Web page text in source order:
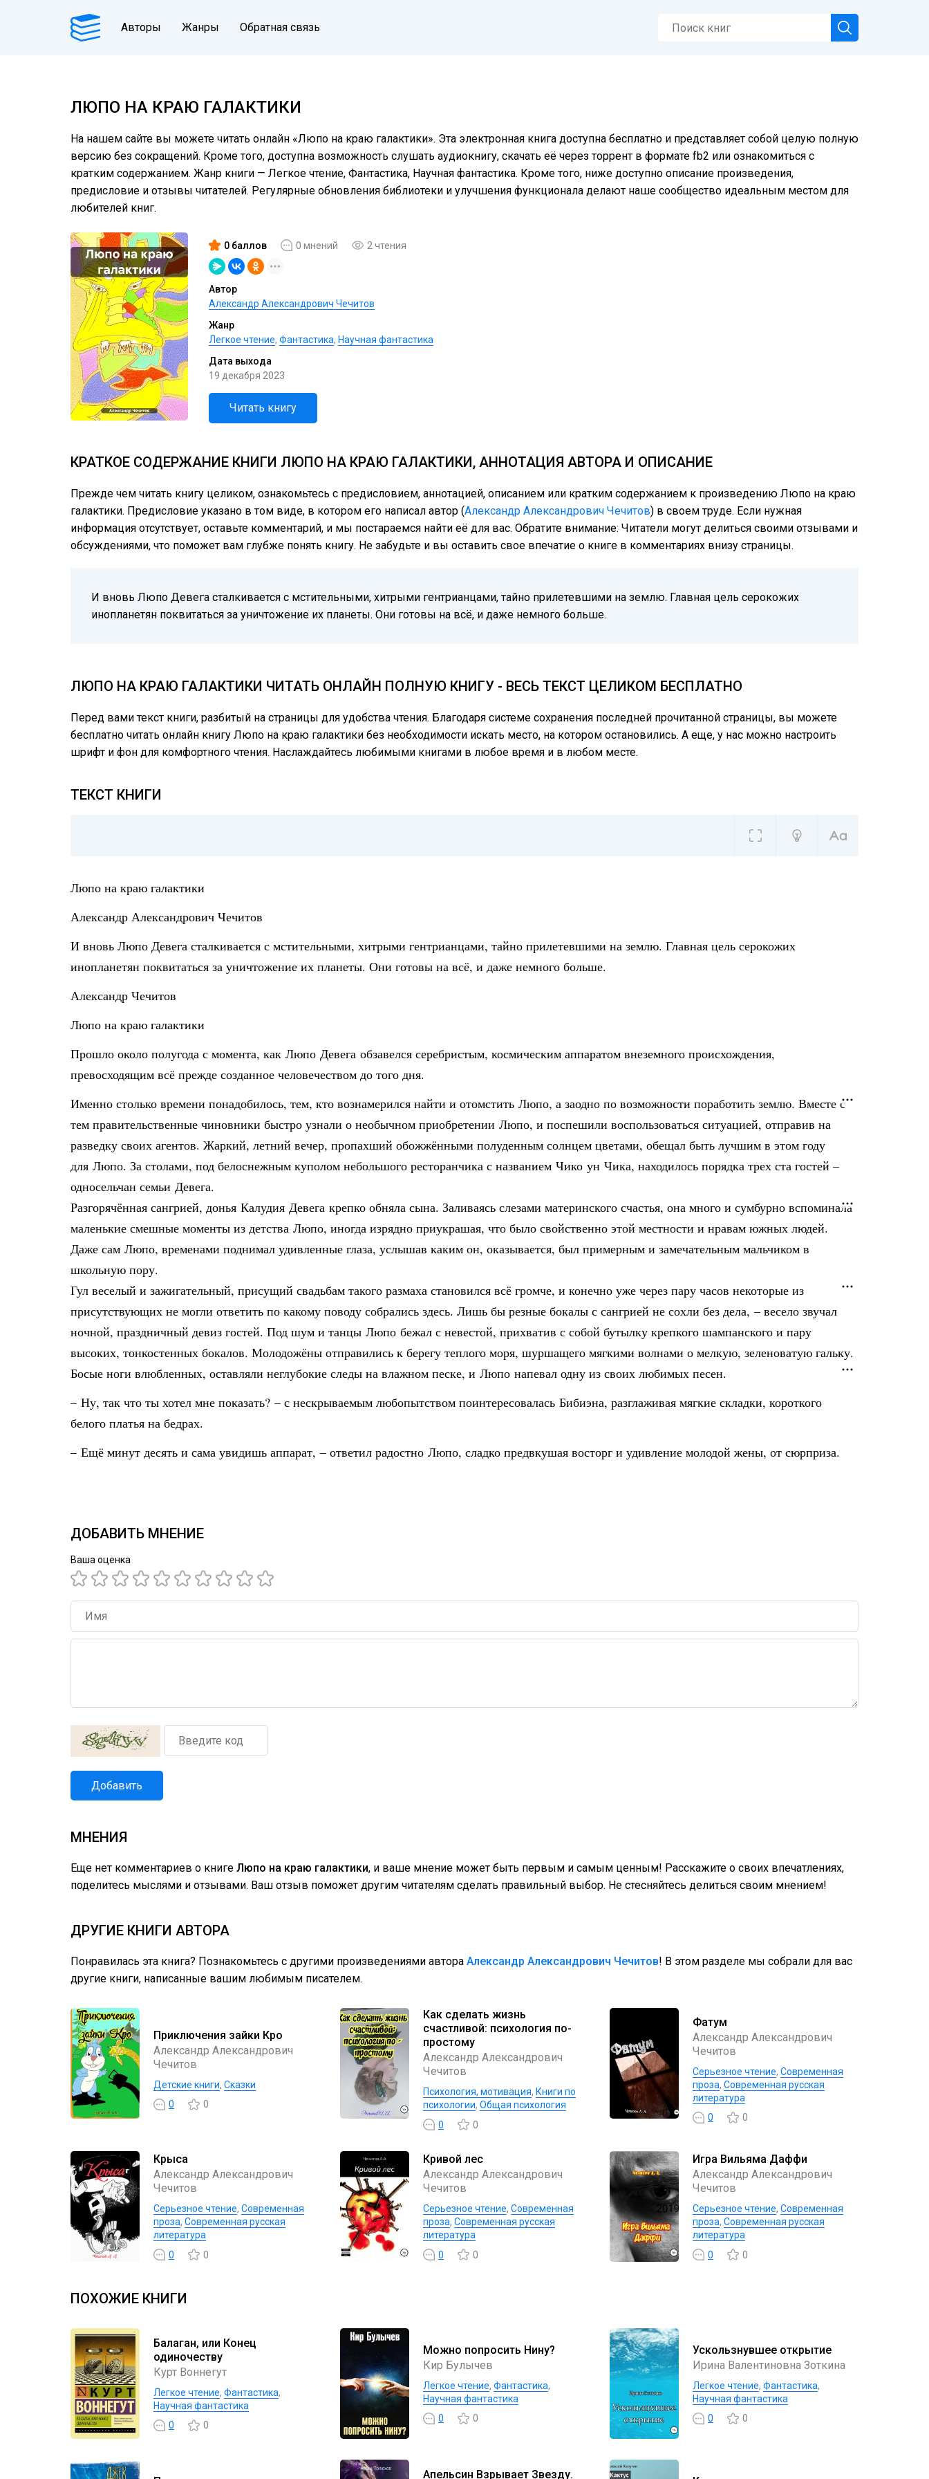
Авторы Жанры Обратная связь
ЛЮПО НА КРАЮ ГАЛАКТИКИ
На нашем сайте вы можете читать онлайн «Люпо на краю галактики». Эта электронная книга доступна бесплатно и представляет собой целую полную
версию без сокращений. Кроме того, доступна возможность слушать аудиокнигу, скачать её через торрент в формате fb2 или ознакомиться с
кратким содержанием. Жанр книги — Легкое чтение, Фантастика, Научная фантастика. Кроме того, ниже доступно описание произведения,
предисловие и отзывы читателей. Регулярные обновления библиотеки и улучшения функционала делают наше сообщество идеальным местом для
любителей книг.
0 баллов 0 мнений 2 чтения
Автор
Александр Александрович Чечитов
Жанр
Легкое чтение, Фантастика, Научная фантастика
Дата выхода
19 декабря 2023
Читать книгу
КРАТКОЕ СОДЕРЖАНИЕ КНИГИ ЛЮПО НА КРАЮ ГАЛАКТИКИ, АННОТАЦИЯ АВТОРА И ОПИСАНИЕ
Прежде чем читать книгу целиком, ознакомьтесь с предисловием, аннотацией, описанием или кратким содержанием к произведению Люпо на краю
галактики. Предисловие указано в том виде, в котором его написал автор (Александр Александрович Чечитов) в своем труде. Если нужная
информация отсутствует, оставьте комментарий, и мы постараемся найти её для вас. Обратите внимание: Читатели могут делиться своими отзывами и
обсуждениями, что поможет вам глубже понять книгу. Не забудьте и вы оставить свое впечатие о книге в комментариях внизу страницы.
И вновь Люпо Девега сталкивается с мстительными, хитрыми гентрианцами, тайно прилетевшими на землю. Главная цель серокожих
инопланетян поквитаться за уничтожение их планеты. Они готовы на всё, и даже немного больше.
ЛЮПО НА КРАЮ ГАЛАКТИКИ ЧИТАТЬ ОНЛАЙН ПОЛНУЮ КНИГУ - ВЕСЬ ТЕКСТ ЦЕЛИКОМ БЕСПЛАТНО
Перед вами текст книги, разбитый на страницы для удобства чтения. Благодаря системе сохранения последней прочитанной страницы, вы можете
бесплатно читать онлайн книгу Люпо на краю галактики без необходимости искать место, на котором остановились. А еще, у нас можно настроить
шрифт и фон для комфортного чтения. Наслаждайтесь любимыми книгами в любое время и в любом месте.
ТЕКСТ КНИГИ
Люпо на краю галактики
Александр Александрович Чечитов
И вновь Люпо Девега сталкивается с мстительными, хитрыми гентрианцами, тайно прилетевшими на землю. Главная цель серокожих
инопланетян поквитаться за уничтожение их планеты. Они готовы на всё, и даже немного больше.
Александр Чечитов
Люпо на краю галактики
Прошло около полугода с момента, как Люпо Девега обзавелся серебристым, космическим аппаратом внеземного происхождения,
превосходящим всё прежде созданное человечеством до того дня.
Именно столько времени понадобилось, тем, кто вознамерился найти и отомстить Люпо, а заодно по возможности поработить землю. Вместе с
тем правительственные чиновники быстро узнали о необычном приобретении Люпо, и поспешили воспользоваться ситуацией, отправив на
разведку своих агентов. Жаркий, летний вечер, пропахший обожжёнными полуденным солнцем цветами, обещал быть лучшим в этом году
для Люпо. За столами, под белоснежным куполом небольшого ресторанчика с названием Чико ун Чика, находилось порядка трех ста гостей –
односельчан семьи Девега.
Разгорячённая сангрией, донья Калудия Девега крепко обняла сына. Заливаясь слезами материнского счастья, она много и сумбурно вспоминала
маленькие смешные моменты из детства Люпо, иногда изрядно приукрашая, что было свойственно этой местности и нравам южных людей.
Даже сам Люпо, временами поднимал удивленные глаза, услышав каким он, оказывается, был примерным и замечательным мальчиком в
школьную пору.
Гул веселый и зажигательный, присущий свадьбам такого размаха становился всё громче, и конечно уже через пару часов некоторые из
присутствующих не могли ответить по какому поводу собрались здесь. Лишь бы резные бокалы с сангрией не сохли без дела, – весело звучал
ночной, праздничный девиз гостей. Под шум и танцы Люпо бежал с невестой, прихватив с собой бутылку крепкого шампанского и пару
высоких, тонкостенных бокалов. Молодожёны отправились к берегу теплого моря, шуршащего мягкими волнами о мелкую, зеленоватую гальку.
Босые ноги влюбленных, оставляли неглубокие следы на влажном песке, и Люпо напевал одну из своих любимых песен.
– Ну, так что ты хотел мне показать? – с нескрываемым любопытством поинтересовалась Бибиэна, разглаживая мягкие складки, короткого
белого платья на бедрах.
– Ещё минут десять и сама увидишь аппарат, – ответил радостно Люпо, сладко предвкушая восторг и удивление молодой жены, от сюрприза.
ДОБАВИТЬ МНЕНИЕ
Ваша оценка
Добавить
МНЕНИЯ
Еще нет комментариев о книге Люпо на краю галактики, и ваше мнение может быть первым и самым ценным! Расскажите о своих впечатлениях,
поделитесь мыслями и отзывами. Ваш отзыв поможет другим читателям сделать правильный выбор. Не стесняйтесь делиться своим мнением!
ДРУГИЕ КНИГИ АВТОРА
Понравилась эта книга? Познакомьтесь с другими произведениями автора Александр Александрович Чечитов! В этом разделе мы собрали для вас
другие книги, написанные вашим любимым писателем.
Приключения зайки Кро
Александр Александрович
Чечитов
Детские книги, Сказки
0
0
Как сделать жизнь
счастливой: психология по-
простому
Александр Александрович
Чечитов
Психология, мотивация, Книги по
психологии, Общая психология
0
0
Фатум
Александр Александрович
Чечитов
Серьезное чтение, Современная
проза, Современная русская
литература
0
0
Крыса
Александр Александрович
Чечитов
Серьезное чтение, Современная
проза, Современная русская
литература
0
0
Кривой лес
Александр Александрович
Чечитов
Серьезное чтение, Современная
проза, Современная русская
литература
0
0
Игра Вильяма Даффи
Александр Александрович
Чечитов
Серьезное чтение, Современная
проза, Современная русская
литература
0
0
ПОХОЖИЕ КНИГИ
Балаган, или Конец
одиночеству
Курт Воннегут
Легкое чтение, Фантастика,
Научная фантастика
0
0
Можно попросить Нину?
Кир Булычев
Легкое чтение, Фантастика,
Научная фантастика
0
0
Ускользнувшее открытие
Ирина Валентиновна Зоткина
Легкое чтение, Фантастика,
Научная фантастика
0
0
Апельсин Взрывает Звезду.